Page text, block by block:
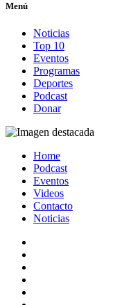
Menú
Noticias
Top 10
Eventos
Programas
Deportes
Podcast
Donar
Home
Podcast
Eventos
Videos
Contacto
Noticias